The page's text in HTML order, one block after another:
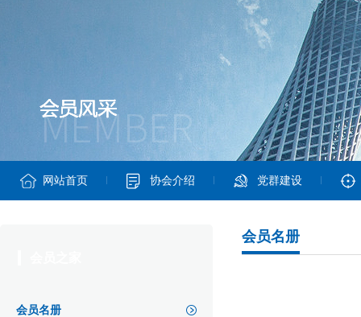
网站首页 协会介绍 党群建设
会员名册
会员名册